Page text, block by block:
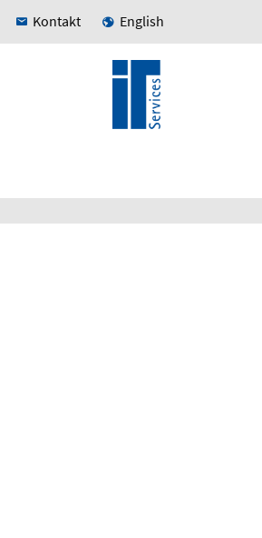
Kontakt English